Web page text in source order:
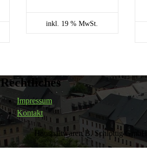
inkl. 19 % MwSt.
Rechtliches
Impressum
Kontakt
Haushaltwaren B. Schlottig GmbH